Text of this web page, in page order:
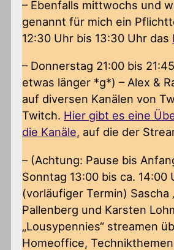
– Ebenfalls mittwochs und
genannt für mich ein
12:30 Uhr bis 13:30 Uhr das
– Donnerstag 21:00 bis
etwas länger *g*) – Alex &
auf diversen Kanälen von
Twitch. Hier gibt es eine
die Kanäle, auf die der
– (Achtung: Pause bis
Sonntag 13:00 bis ca. 14:00
(vorläufiger Termin) Sascha
Pallenberg und Karsten
„Lousypennies“ streamen
Homeoffice,